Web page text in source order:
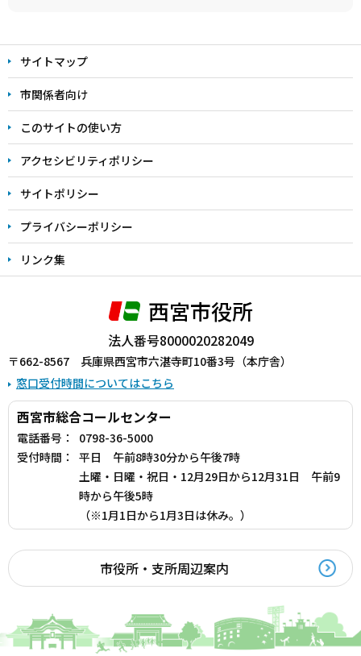
文
こ
こ
ま
サイトマップ
市関係者向け
このサイトの使い方
アクセシビリティポリシー
サイトポリシー
プライバシーポリシー
リンク集
西宮市役所
法人番号8000020282049
〒662-8567 兵庫県西宮市六湛寺町10番3号（本庁舎）
窓口受付時間についてはこちら
西宮市総合コールセンター
電話番号：
0798-36-5000
受付時間：
平日 午前8時30分から午後7時
土曜・日曜・祝日・12月29日から12月31日 午前9
時から午後5時
（※1月1日から1月3日は休み。）
市役所・支所周辺案内